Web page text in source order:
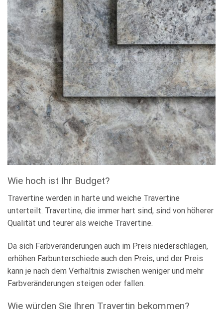
Wie hoch ist Ihr Budget?
Travertine werden in harte und weiche Travertine
unterteilt. Travertine, die immer hart sind, sind von höherer
Qualität und teurer als weiche Travertine.
Da sich Farbveränderungen auch im Preis niederschlagen,
erhöhen Farbunterschiede auch den Preis, und der Preis
kann je nach dem Verhältnis zwischen weniger und mehr
Farbveränderungen steigen oder fallen.
Wie würden Sie Ihren Travertin bekommen?